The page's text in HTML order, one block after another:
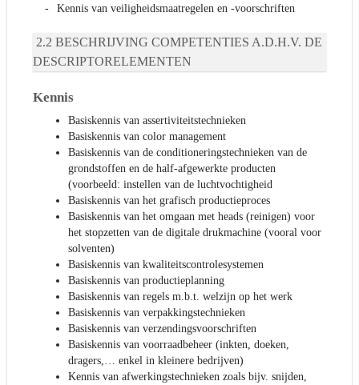
Kennis van veiligheidsmaatregelen en -voorschriften
BESCHRIJVING COMPETENTIES A.D.H.V. DE
DESCRIPTORELEMENTEN
Kennis
Basiskennis van assertiviteitstechnieken
Basiskennis van color management
Basiskennis van de conditioneringstechnieken van de
grondstoffen en de half-afgewerkte producten
(voorbeeld: instellen van de luchtvochtigheid
Basiskennis van het grafisch productieproces
Basiskennis van het omgaan met heads (reinigen) voor
het stopzetten van de digitale drukmachine (vooral voor
solventen)
Basiskennis van kwaliteitscontrolesystemen
Basiskennis van productieplanning
Basiskennis van regels m.b.t. welzijn op het werk
Basiskennis van verpakkingstechnieken
Basiskennis van verzendingsvoorschriften
Basiskennis van voorraadbeheer (inkten, doeken,
dragers,… enkel in kleinere bedrijven)
Kennis van afwerkingstechnieken zoals bijv. snijden,